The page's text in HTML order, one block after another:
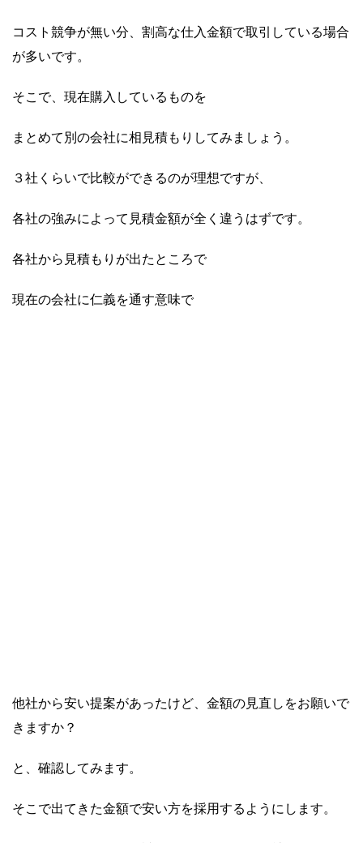
コスト競争が無い分、割高な仕入金額で取引している場合
が多いです。
そこで、現在購入しているものを
まとめて別の会社に相見積もりしてみましょう。
３社くらいで比較ができるのが理想ですが、
各社の強みによって見積金額が全く違うはずです。
各社から見積もりが出たところで
現在の会社に仁義を通す意味で
他社から安い提案があったけど、金額の見直しをお願いで
きますか？
と、確認してみます。
そこで出てきた金額で安い方を採用するようにします。